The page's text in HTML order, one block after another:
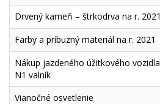
Drvený kameň – štrkodrva na r. 2021
Farby a príbuzný materiál na r. 2021
Nákup jazdeného úžitkového vozidla
N1 valník
Vianočné osvetlenie